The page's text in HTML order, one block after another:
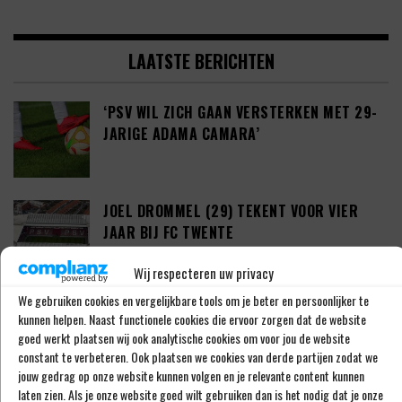
Wij respecteren uw privacy
We gebruiken cookies en vergelijkbare tools om je beter en persoonlijker te
kunnen helpen. Naast functionele cookies die ervoor zorgen dat de website
goed werkt plaatsen wij ook analytische cookies om voor jou de website
constant te verbeteren. Ook plaatsen we cookies van derde partijen zodat we
jouw gedrag op onze website kunnen volgen en je relevante content kunnen
laten zien. Als je onze website goed wilt gebruiken dan is het nodig dat je onze
LAATSTE BERICHTEN
‘PSV WIL ZICH GAAN VERSTERKEN MET 29-
JARIGE ADAMA CAMARA’
JOEL DROMMEL (29) TEKENT VOOR VIER
JAAR BIJ FC TWENTE
‘COUHAIB DRIOUECH ZOU EEN PRIMA
SPELER ZIJN VOOR FEYENOORD’